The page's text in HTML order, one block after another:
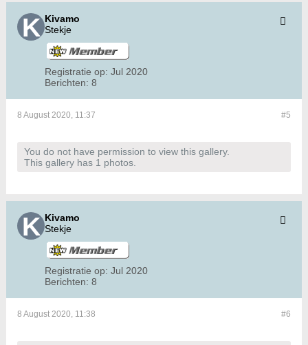
Kivamo
Stekje
Registratie op: Jul 2020
Berichten: 8
#5
8 August 2020, 11:37
You do not have permission to view this gallery.
This gallery has 1 photos.
Kivamo
Stekje
Registratie op: Jul 2020
Berichten: 8
#6
8 August 2020, 11:38